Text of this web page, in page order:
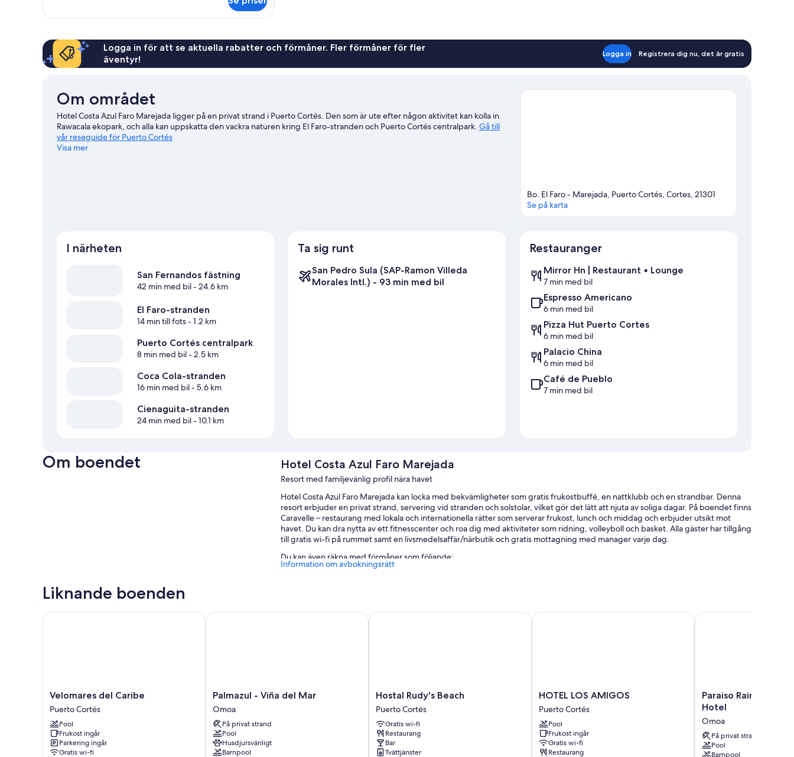
dubbelrum
Logga in för att se aktuella rabatter och förmåner. Fler förmåner för fler
äventyr!
Logga in Registrera dig nu, det är gratis
Om området
Hotel Costa Azul Faro Marejada ligger på en privat strand i Puerto Cortés. Den som är ute efter någon aktivitet kan kolla in
Rawacala ekopark, och alla kan uppskatta den vackra naturen kring El Faro-stranden och Puerto Cortés centralpark. Gå till
vår reseguide för Puerto Cortés
Visa mer
Bo. El Faro - Marejada, Puerto Cortés, Cortes, 21301
Se på karta
I närheten
San Fernandos fästning
42 min med bil- 24.6 km
El Faro-stranden
14 min till fots- 1.2 km
Puerto Cortés centralpark
8 min med bil- 2.5 km
Coca Cola-stranden
16 min med bil- 5.6 km
Cienaguita-stranden
24 min med bil- 10.1 km
Ta sig runt
San Pedro Sula (SAP-Ramon Villeda
Morales Intl.) - 93 min med bil
Restauranger
Mirror Hn | Restaurant • Lounge
7 min med bil
Espresso Americano
6 min med bil
Pizza Hut Puerto Cortes
6 min med bil
Palacio China
6 min med bil
Café de Pueblo
7 min med bil
Om boendet Hotel Costa Azul Faro Marejada
Resort med familjevänlig profil nära havet
Hotel Costa Azul Faro Marejada kan locka med bekvämligheter som gratis frukostbuffé, en nattklubb och en strandbar. Denna
resort erbjuder en privat strand, servering vid stranden och solstolar, vilket gör det lätt att njuta av soliga dagar. På boendet finns
Caravelle – restaurang med lokala och internationella rätter som serverar frukost, lunch och middag och erbjuder utsikt mot
havet. Du kan dra nytta av ett fitnesscenter och roa dig med aktiviteter som ridning, volleyboll och basket. Alla gäster har tillgång
till gratis wi-fi på rummet samt en livsmedelsaffär/närbutik och gratis mottagning med manager varje dag.
Du kan även räkna med förmåner som följande:
Grillar, bröllopstjänster och en dator
Du hittar även följande bekvämligheter i samtliga rum:
Badrum med duschar och hårtorkar
32-tums tv med premiumkanaler
Privata trädgårdar, daglig städning och skrivbord
Information om avbokningsrätt
Liknande boenden
Velomares
del
Caribe
Puerto
Cortés
Velomares del Caribe
Puerto Cortés
Pool
Frukost ingår
Parkering ingår
Gratis wi-fi
Velomares del Caribe
Palmazul
-
Viña
del
Mar
Omoa
Palmazul - Viña del Mar
Omoa
På privat strand
Pool
Husdjursvänligt
Barnpool
Palmazul - Viña del Mar
Hostal
Rudy's
Beach
Puerto
Cortés
Hostal Rudy's Beach
Puerto Cortés
Gratis wi-fi
Restaurang
Bar
Tvättjänster
Hostal Rudy's Beach
HOTEL
LOS
AMIGOS
Puerto
Cortés
HOTEL LOS AMIGOS
Puerto Cortés
Pool
Frukost ingår
Gratis wi-fi
Restaurang
HOTEL LOS AMIGOS
Paraiso
Rainforest
Beach
Hotel
Omoa
Paraiso Rainforest
Hotel
Omoa
På privat strand
Pool
Barnpool
Paraiso Rainforest and